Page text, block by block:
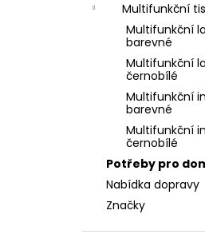
Multifunkční
Multifunkční
barevné
Multifunkční
černobílé
Multifunkční
barevné
Multifunkční
černobílé
Potřeby pro
Nabídka dopravy
Značky
WOLF-GARTEN IW-
VYRÝVAČ PLEVELE
700 Kč